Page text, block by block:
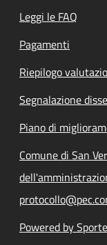
Leggi le FAQ
Pagamenti
Riepilogo
Segnalazione
Piano di
Comune di San
Powered by